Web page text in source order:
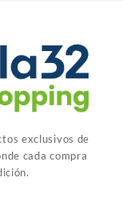
exclusivos de
cada compra